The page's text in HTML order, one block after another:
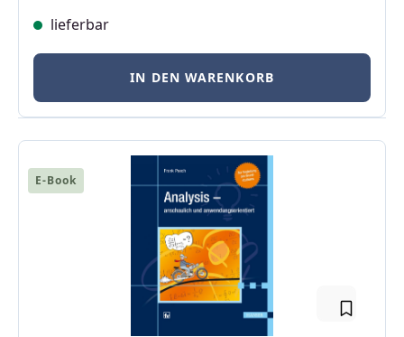
lieferbar
IN DEN WARENKORB
E-Book